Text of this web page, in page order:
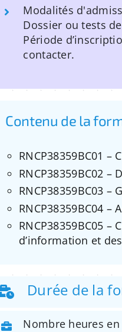
Modalités
Dossier ou tests
Période
contacter.
Contenu de la
RNCP38359BC01
RNCP38359BC02
RNCP38359BC03 –
RNCP38359BC04
RNCP38359BC05
d’information et
Durée de la
Nombre heures en